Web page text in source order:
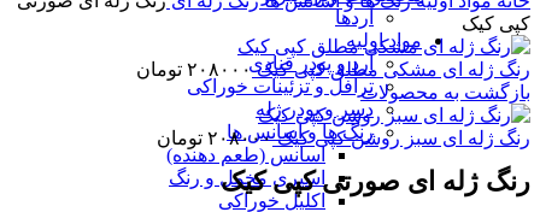
آردها
مواد اولیه
آرد و پودر قنادی
ترافل و تزئینات خوراکی
دسر و پودر ژله
رنگ ها و اسانس ها
اسانس (طعم دهنده)
اسپری مخمل و رنگ
اکلیل خوراکی
کپی کیک
رنگ ژله ای مشکی مطلق کپی کیک۲۰۸۰۰۰ تومان
بازگشت به محصولات
رنگ ژله ای سبز روشن کپی کیک۲۰۸۰۰۰ تومان
رنگ ژله ای صورتی کپی کیک